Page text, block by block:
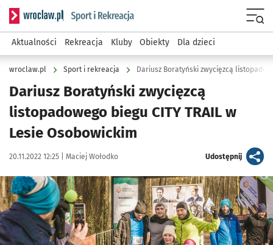
Serwis informacyjny wroclaw.pl podserwis: Sport i rekreacja
Aktualności Rekreacja Kluby Obiekty Dla dzieci
wroclaw.pl Sport i rekreacja
Dariusz Boratyński zwycięzcą
listopadowego biegu CITY TRAIL w
Lesie Osobowickim
Data publikacji:
20.11.2022 12:25 | Autor:
Maciej Wołodko Udostępnijartykuł
Kliknij, aby powiększyć